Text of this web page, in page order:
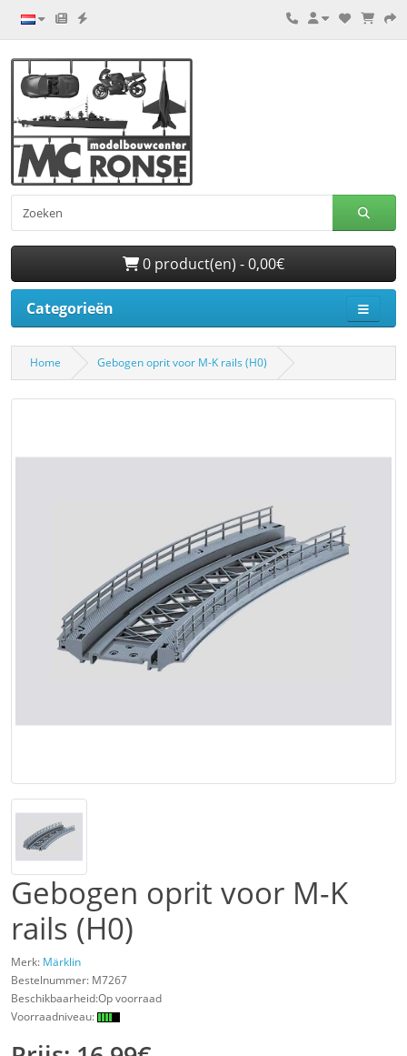
0 product(en) - 0,00€
Categorieën
Home Gebogen oprit voor M-K rails (H0)
Gebogen oprit voor M-K
rails (H0)
Merk: Märklin
Bestelnummer: M7267
Beschikbaarheid:Op voorraad
Voorraadniveau: